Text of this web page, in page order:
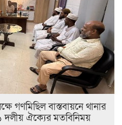
গণমিছিল বাস্তবায়নে থানার
দলীয় ঐক্যের মতবিনিময়